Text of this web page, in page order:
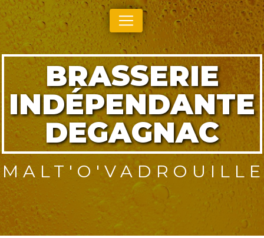
BRASSERIE
INDÉPENDANTE
DEGAGNAC
Panneau de gestion des cookies